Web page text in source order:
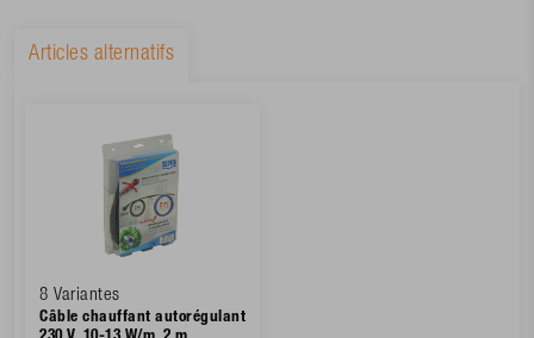
Articles alternatifs
8 Variantes
Câble chauffant autorégulant